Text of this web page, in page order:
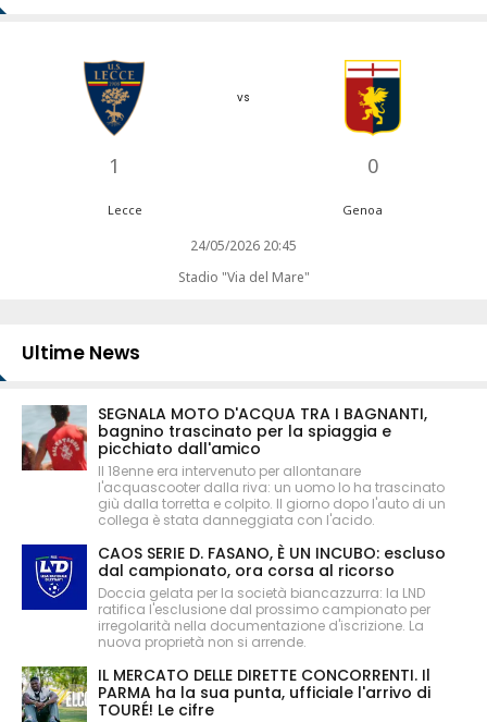
1
vs
0
Lecce Genoa
24/05/2026 20:45
Stadio "Via del Mare"
Ultime News
SEGNALA MOTO D'ACQUA TRA I BAGNANTI,
bagnino trascinato per la spiaggia e
picchiato dall'amico
Il 18enne era intervenuto per allontanare
l'acquascooter dalla riva: un uomo lo ha trascinato
giù dalla torretta e colpito. Il giorno dopo l'auto di un
collega è stata danneggiata con l'acido.
CAOS SERIE D. FASANO, È UN INCUBO: escluso
dal campionato, ora corsa al ricorso
Doccia gelata per la società biancazzurra: la LND
ratifica l'esclusione dal prossimo campionato per
irregolarità nella documentazione d'iscrizione. La
nuova proprietà non si arrende.
IL MERCATO DELLE DIRETTE CONCORRENTI. Il
PARMA ha la sua punta, ufficiale l'arrivo di
TOURÉ! Le cifre